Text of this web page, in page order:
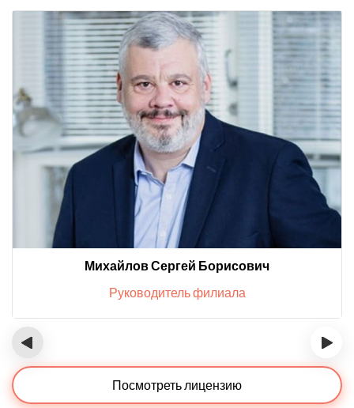
Михайлов Сергей Борисович
Руководитель филиала
‹ ›
Посмотреть лицензию